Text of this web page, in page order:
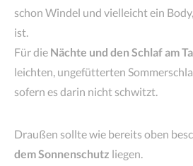
schon Windel und vielleicht ein
ist.
Für die Nächte und den Schlaf am
leichten, ungefütterten
sofern es darin nicht schwitzt.
Draußen sollte wie bereits oben
dem Sonnenschutz liegen.